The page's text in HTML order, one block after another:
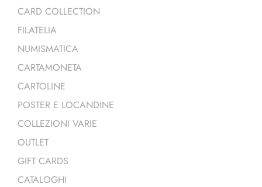
CARD COLLECTION
FILATELIA
NUMISMATICA
CARTAMONETA
CARTOLINE
POSTER E LOCANDINE
COLLEZIONI VARIE
OUTLET
GIFT CARDS
CATALOGHI